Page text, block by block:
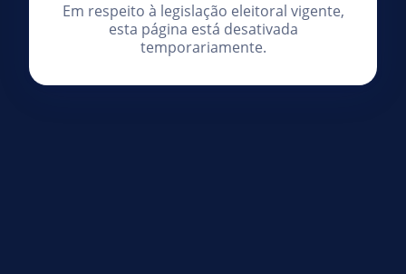
Em respeito à legislação eleitoral vigente,
esta página está desativada
temporariamente.